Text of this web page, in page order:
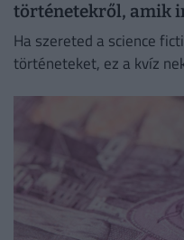
történetekről, amik
Ha szereted a science
történeteket, ez a kvíz